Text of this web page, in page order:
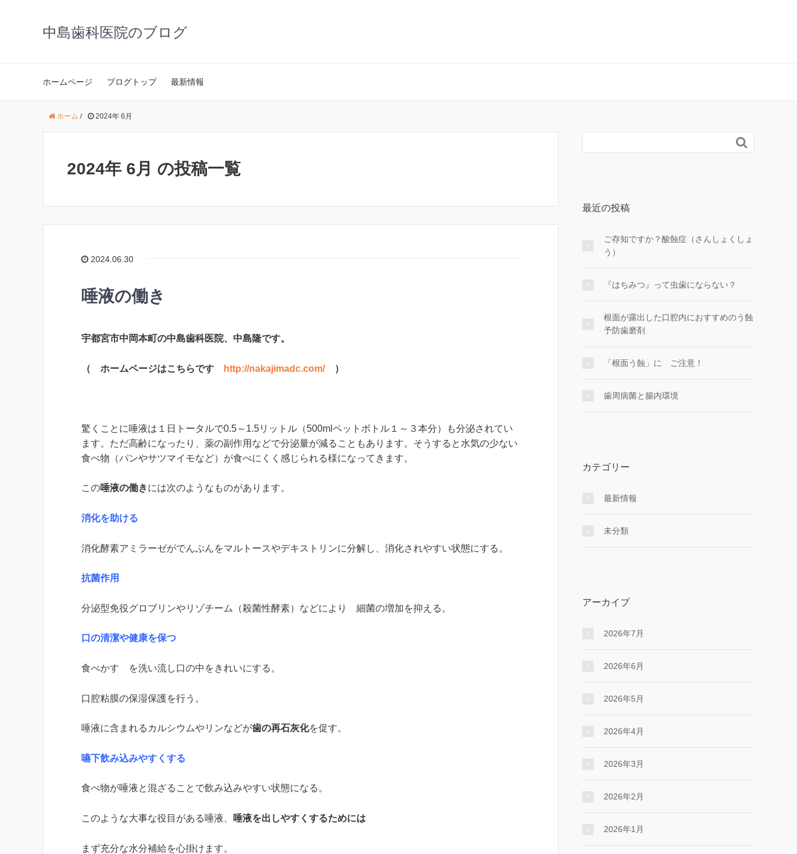
中島歯科医院のブログ
ホームページ ブログトップ 最新情報
ホーム / 2024年 6月
2024年 6月 の投稿一覧
2024.06.30
唾液の働き
宇都宮市中岡本町の中島歯科医院、中島隆です。
（ ホームページはこちらです http://nakajimadc.com/）
驚くことに唾液は１日トータルで0.5～1.5リットル（500mlペットボトル１～３本分）も分泌されてい
ます。ただ高齢になったり、薬の副作用などで分泌量が減ることもあります。そうすると水気の少ない
食べ物（パンやサツマイモなど）が食べにくく感じられる様になってきます。
この唾液の働きには次のようなものがあります。
消化を助ける
消化酵素アミラーゼがでんぷんをマルトースやデキストリンに分解し、消化されやすい状態にする。
抗菌作用
分泌型免役グロブリンやリゾチーム（殺菌性酵素）などにより 細菌の増加を抑える。
口の清潔や健康を保つ
食べかす を洗い流し口の中をきれいにする。
口腔粘膜の保湿保護を行う。
唾液に含まれるカルシウムやリンなどが歯の再石灰化を促す。
嚥下飲み込みやすくする
食べ物が唾液と混ざることで飲み込みやすい状態になる。
このような大事な役目がある唾液、 唾液を出しやすくするためには
まず充分な水分補給を心掛けます。

最近の投稿
ご存知ですか？酸蝕症（さんしょくしょ
う）
『はちみつ』って虫歯にならない？
根面が露出した口腔内におすすめのう蝕
予防歯磨剤
「根面う蝕」に ご注意！
歯周病菌と腸内環境
カテゴリー
最新情報
未分類
アーカイブ
2026年7月
2026年6月
2026年5月
2026年4月
2026年3月
2026年2月
2026年1月